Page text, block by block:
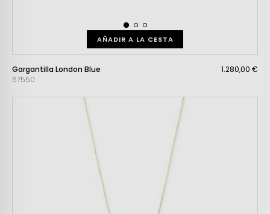
AÑADIR A LA CESTA
Gargantilla London Blue
67550
1.280,00 €